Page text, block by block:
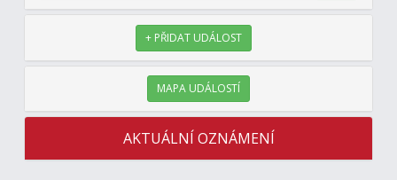
+ PŘIDAT UDÁLOST
MAPA UDÁLOSTÍ
AKTUÁLNÍ OZNÁMENÍ